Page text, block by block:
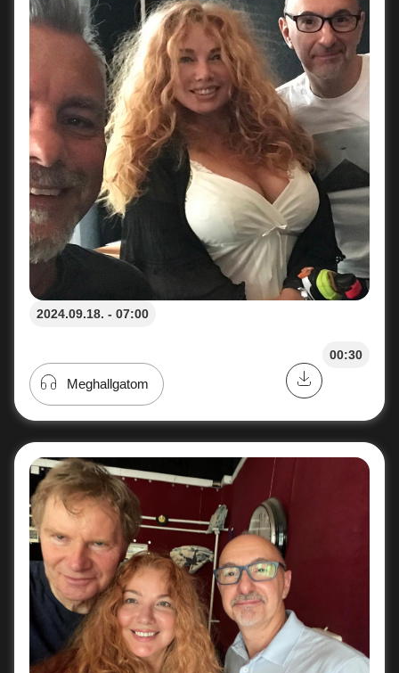
2024.09.18. - 07:00
00:30
Meghallgatom